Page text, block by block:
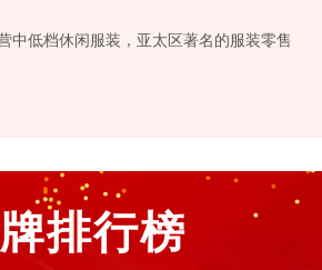
中低档休闲服装，亚太区著名的服装零售
排行榜